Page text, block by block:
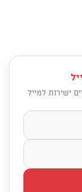
ישירות למייל